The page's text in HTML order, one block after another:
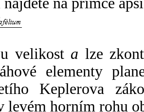
velikost a lze
elementy
Keplerova
levém horním rohu